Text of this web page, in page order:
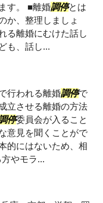
す。 ■離婚調停とは
か、整理しましょ
る離婚にむけた話し
も、話し...
行われる離婚調停で
立させる離婚の方法
停委員会が入ること
意見を聞くことがで
的にはないため、相
やモラ...